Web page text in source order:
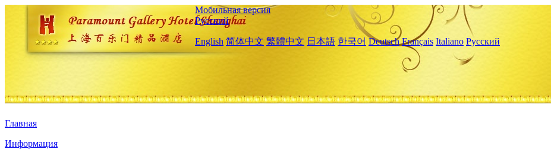
Мобильная версия
Русский
English 简体中文 繁體中文 日本語 한국어 Deutsch Français Italiano Русский
Главная
Информация